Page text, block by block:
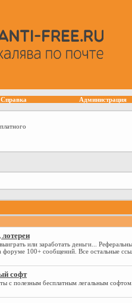
Справка Администрация
или заработать деньги...
форуме 100+ сообщений. Все остальные
софт
с полезным бесплатным легальным